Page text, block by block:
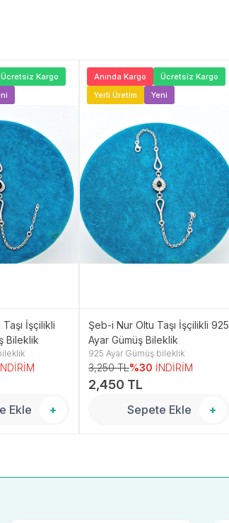
Ücretsiz Kargo
İşçilikli
Bileklik
Ekle +
Anında Kargo
Ücretsiz Kargo
Yerli Üretim
Yeni
Şeb-i Nur Oltu Taşı İşçilikli 925
Ayar Gümüş Bileklik
925 Ayar Gümüş bileklik
3,250 TL%30 İNDİRİM
2,450 TL
Sepete Ekle +